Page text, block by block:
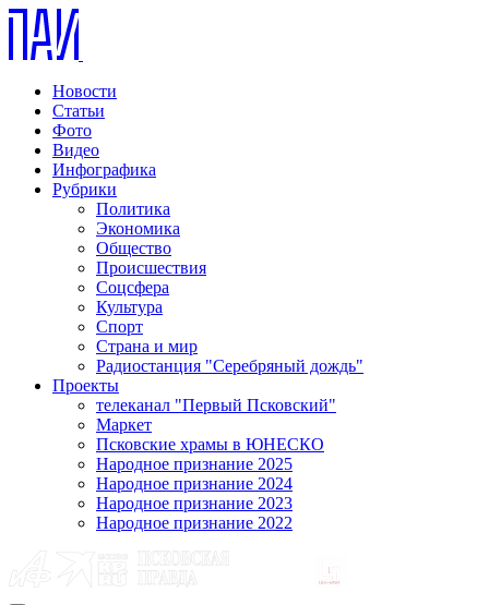
Новости
Статьи
Фото
Видео
Инфографика
Рубрики
Политика
Экономика
Общество
Происшествия
Соцсфера
Культура
Спорт
Страна и мир
Радиостанция "Серебряный дождь"
Проекты
телеканал "Первый Псковский"
Маркет
Псковские храмы в ЮНЕСКО
Народное признание 2025
Народное признание 2024
Народное признание 2023
Народное признание 2022